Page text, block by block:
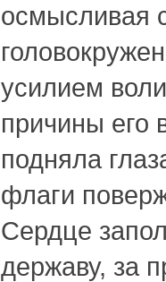
осмысливая
усилием
причины его
подняла
флаги
Сердце
державу, за